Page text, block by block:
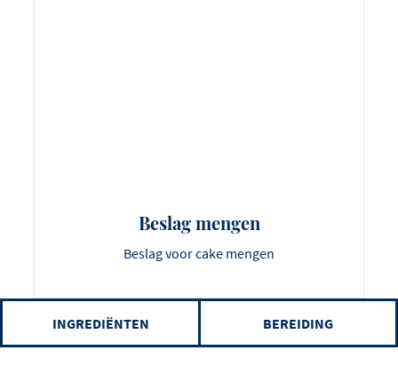
Beslag mengen
Beslag voor cake mengen
INGREDIËNTEN BEREIDING